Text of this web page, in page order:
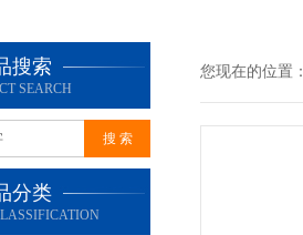
搜索
SEARCH
分类
您现在的位置：